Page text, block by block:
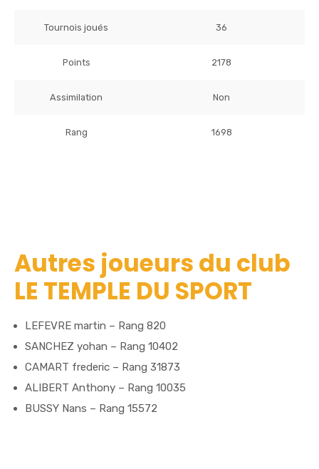
Tournois joués 36
Points 2178
Assimilation Non
Rang 1698
Autres joueurs du club
LE TEMPLE DU SPORT
LEFEVRE martin – Rang 820
SANCHEZ yohan – Rang 10402
CAMART frederic – Rang 31873
ALIBERT Anthony – Rang 10035
BUSSY Nans – Rang 15572